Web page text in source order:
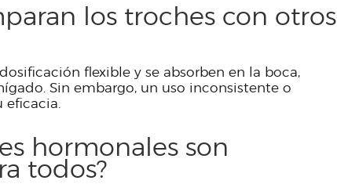
los troches con otros
flexible y se absorben en la boca,
Sin embargo, un uso inconsistente o
eficacia.
hormonales son
todos?